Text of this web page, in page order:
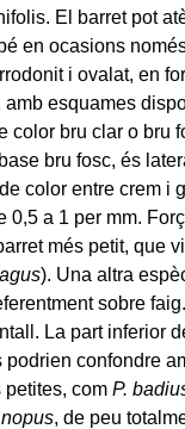
El barret pot
en ocasions
i ovalat, en
amb esquames
color bru clar o bru
bru fosc, és
color entre crem i
0,5 a 1 per mm.
més petit, que
). Una altra
sobre
La part inferior
podrien confondre
petites, com P.
, de peu